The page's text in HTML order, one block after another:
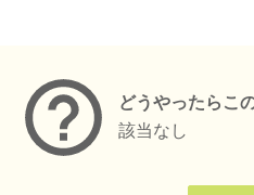
どうやったらこ
該当なし